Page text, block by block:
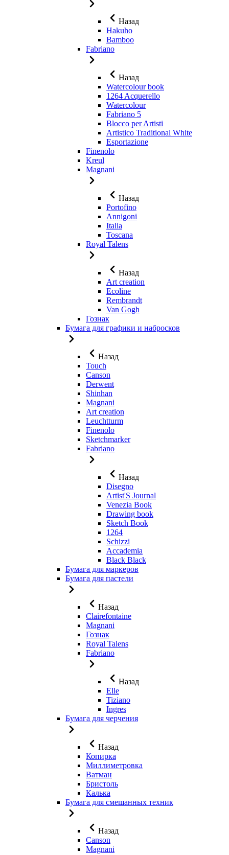
Назад
Hakuho
Bamboo
Fabriano
Назад
Watercolour book
1264 Acquerello
Watercolour
Fabriano 5
Blocco per Artisti
Artistico Traditional White
Esportazione
Finenolo
Kreul
Magnani
Назад
Portofino
Annigoni
Italia
Toscana
Royal Talens
Назад
Art creation
Ecoline
Rembrandt
Van Gogh
Гознак
Бумага для графики и набросков
Назад
Touch
Canson
Derwent
Shinhan
Magnani
Art creation
Leuchtturm
Finenolo
Sketchmarker
Fabriano
Назад
Disegno
Artist'S Journal
Venezia Book
Drawing book
Sketch Book
1264
Schizzi
Accademia
Black Black
Бумага для маркеров
Бумага для пастели
Назад
Clairefontaine
Magnani
Гознак
Royal Talens
Fabriano
Назад
Elle
Tiziano
Ingres
Бумага для черчения
Назад
Копирка
Миллиметровка
Ватман
Бристоль
Калька
Бумага для смешанных техник
Назад
Canson
Magnani